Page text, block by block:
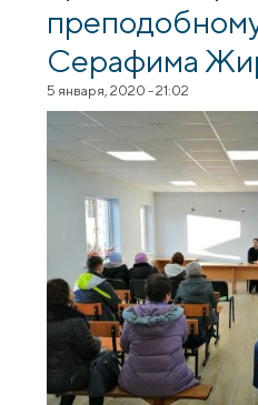
Серафима
5 января, 2020 - 21:02